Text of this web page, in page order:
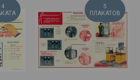
4
5
ПЛАКАТОВ